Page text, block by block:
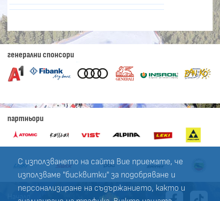
С използването на сайта Вие приемате, че
използваме "бисквитки" за подобряване и
персонализиране на съдържанието, както и
генерални спонсори
партньори